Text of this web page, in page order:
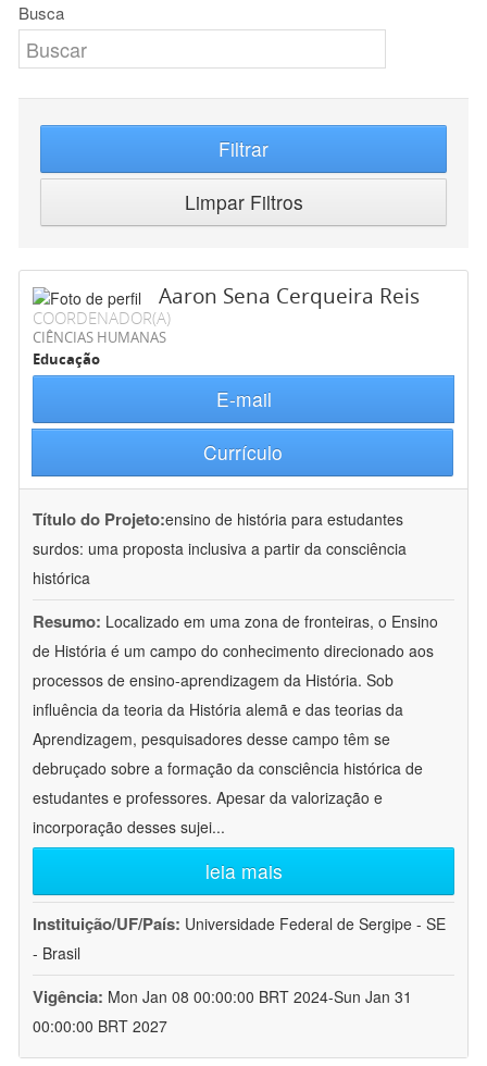
Busca
Filtrar
Limpar Filtros
Aaron Sena Cerqueira Reis
COORDENADOR(A)
CIÊNCIAS HUMANAS
Educação
E-mail
Currículo
Título do Projeto:ensino de história para estudantes
surdos: uma proposta inclusiva a partir da consciência
histórica
Resumo: Localizado em uma zona de fronteiras, o Ensino
de História é um campo do conhecimento direcionado aos
processos de ensino-aprendizagem da História. Sob
influência da teoria da História alemã e das teorias da
Aprendizagem, pesquisadores desse campo têm se
debruçado sobre a formação da consciência histórica de
estudantes e professores. Apesar da valorização e
incorporação desses sujei...
leia mais
Instituição/UF/País: Universidade Federal de Sergipe - SE
- Brasil
Vigência: Mon Jan 08 00:00:00 BRT 2024-Sun Jan 31
00:00:00 BRT 2027